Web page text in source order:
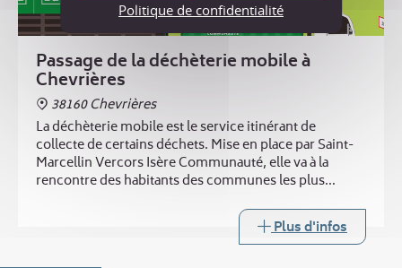
Passage de la déchèterie mobile à
Chevrières
38160 Chevrières
La déchèterie mobile est le service itinérant de
collecte de certains déchets. Mise en place par Saint-
Marcellin Vercors Isère Communauté, elle va à la
rencontre des habitants des communes les plus
Plus d'infos
Politique de confidentialité